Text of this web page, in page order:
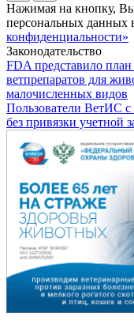
Нажимая на кнопку, Вы
персональных данных
конфиденциальности»
Законодательство
FDA представило
ветпрепаратов для
малочисленных видов
Пользователи ВетИС
без привязки учетной